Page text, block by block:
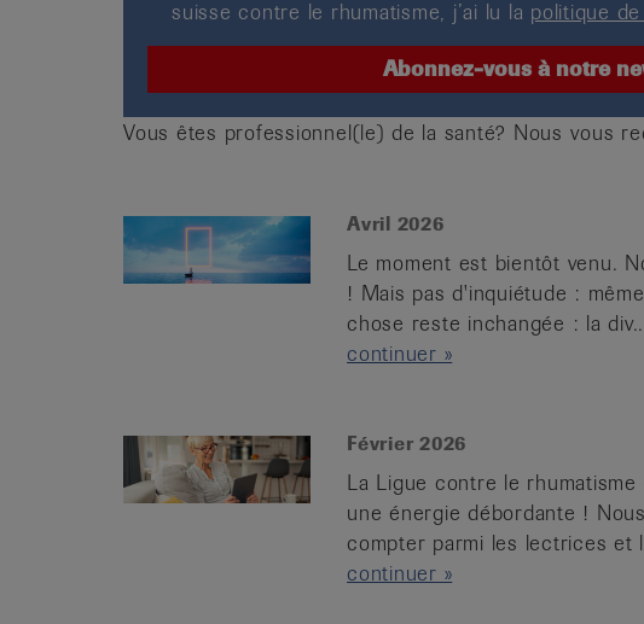
suisse contre le rhumatisme, j’ai lu la politique
Vous êtes professionnel(le) de la santé? Nous vous
Avril 2026
Le moment est bientôt venu.
! Mais pas d'inquiétude :
chose reste inchangée : la
continuer »
Février 2026
La Ligue contre le
une énergie débordante !
compter parmi les lectrices et
continuer »